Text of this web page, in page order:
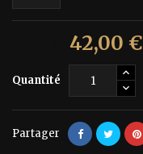
42,00 €
Quantité
Partager